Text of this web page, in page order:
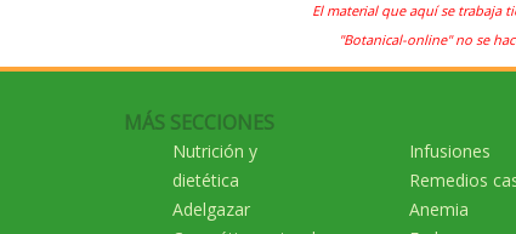
El material que aquí se trabaja
"Botanical-online" no se
MÁS SECCIONES
Nutrición y
dietética
Adelgazar
Infusiones
Remedios
Anemia